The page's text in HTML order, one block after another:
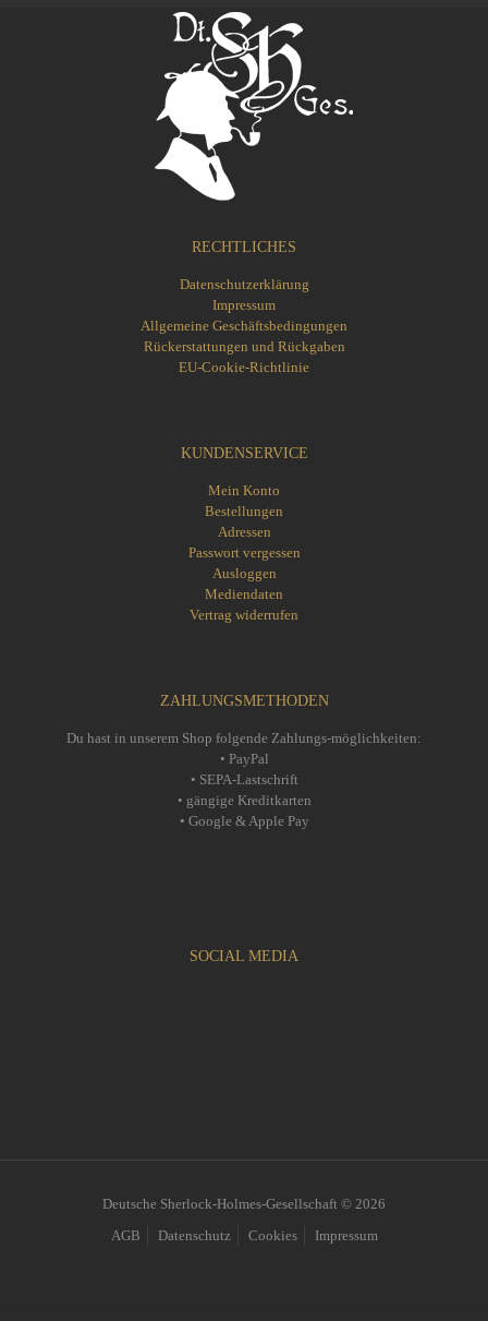
RECHTLICHES
Datenschutzerklärung
Impressum
Allgemeine Geschäftsbedingungen
Rückerstattungen und Rückgaben
EU-Cookie-Richtlinie
KUNDENSERVICE
Mein Konto
Bestellungen
Adressen
Passwort vergessen
Ausloggen
Mediendaten
Vertrag widerrufen
ZAHLUNGSMETHODEN
Du hast in unserem Shop folgende Zahlungs-möglichkeiten:
• PayPal
• SEPA-Lastschrift
• gängige Kreditkarten
• Google & Apple Pay
SOCIAL MEDIA
Deutsche Sherlock-Holmes-Gesellschaft © 2026
AGB
Datenschutz Cookies Impressum